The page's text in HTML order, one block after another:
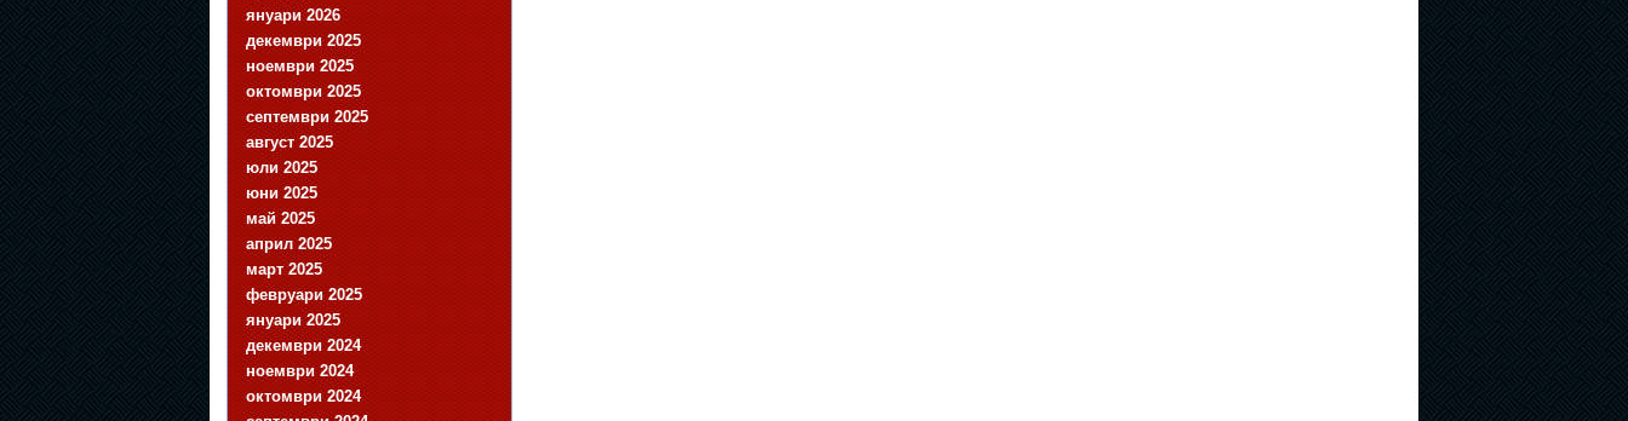
януари 2026
декември 2025
ноември 2025
октомври 2025
септември 2025
август 2025
юли 2025
юни 2025
май 2025
април 2025
март 2025
февруари 2025
януари 2025
декември 2024
ноември 2024
октомври 2024